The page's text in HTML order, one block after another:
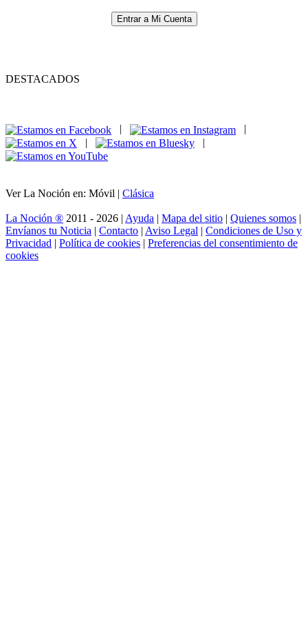
Entrar a Mi Cuenta
DESTACADOS
|
|
Ver La Noción en: Móvil | Clásica
La Noción ® 2011 - 2026 | Ayuda | Mapa del sitio | Quienes somos |
Envíanos tu Noticia | Contacto | Aviso Legal | Condiciones de Uso y
Privacidad | Política de cookies | Preferencias del consentimiento de
cookies